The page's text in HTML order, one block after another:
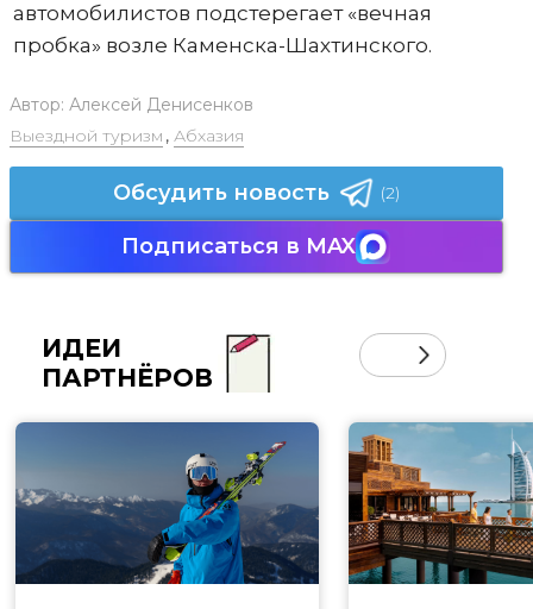
автомобилистов подстерегает «вечная
пробка» возле Каменска-Шахтинского.
Автор: Алексей Денисенков
Выездной туризм , Абхазия
Обсудить новость (2)
Подписаться в MAX
ИДЕИ
ПАРТНЁРОВ